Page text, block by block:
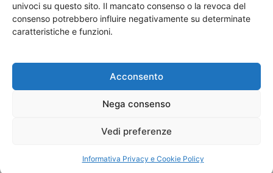
univoci su questo sito. Il mancato consenso o la revoca del
consenso potrebbero influire negativamente su determinate
caratteristiche e funzioni.
Acconsento
Nega consenso
Vedi preferenze
Informativa Privacy e Cookie Policy
Chi siamo I Nostri Clienti
© Copyright 2017 - MilanoEvents.it© managed by